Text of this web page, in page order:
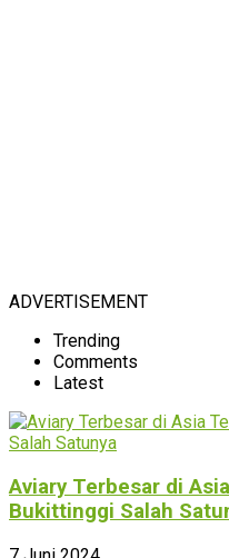
ADVERTISEMENT
Trending
Comments
Latest
Aviary Terbesar di
Bukittinggi Salah